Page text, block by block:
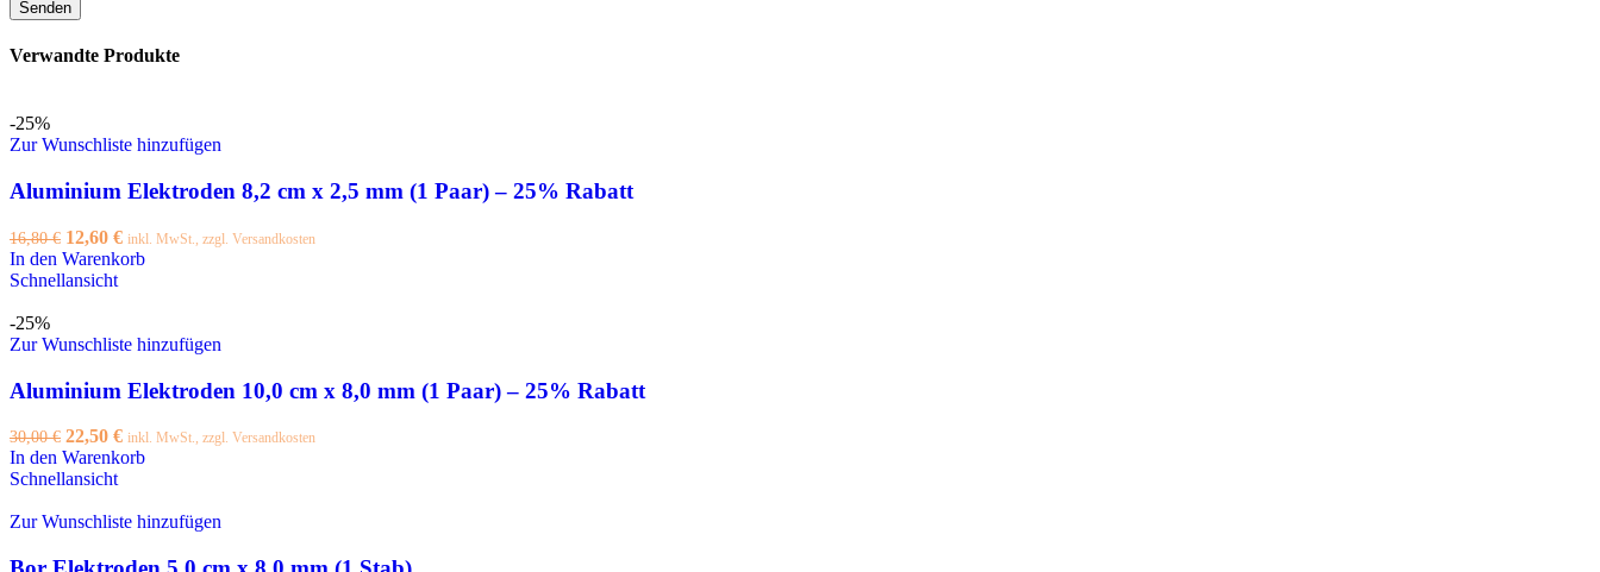
Verwandte Produkte
-25%
Zur Wunschliste hinzufügen
Aluminium Elektroden 8,2 cm x 2,5 mm (1 Paar) – 25% Rabatt
16,80€ Ursprünglicher
Preis
war:
12,60 €Aktueller
Preis
inkl. MwSt., zzgl. Versandkosten
In den Warenkorb
Schnellansicht
-25%
Zur Wunschliste hinzufügen
Aluminium Elektroden 10,0 cm x 8,0 mm (1 Paar) – 25% Rabatt
30,00€ Ursprünglicher
Preis
war:
22,50 €Aktueller
Preis
inkl. MwSt., zzgl. Versandkosten
In den Warenkorb
Schnellansicht
Zur Wunschliste hinzufügen